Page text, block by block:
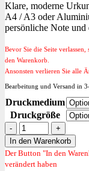
Klare, moderne
A4 / A3 oder
persönliche Note und
Bevor Sie die Seite
den Warenkorb.
Ansonsten verlieren Sie alle
Bearbeitung und Versand in
Druckmedium
Druckgröße
Ehrenurkunde
modern
Menge
In den Warenkorb
Der Button "In den
verändert haben